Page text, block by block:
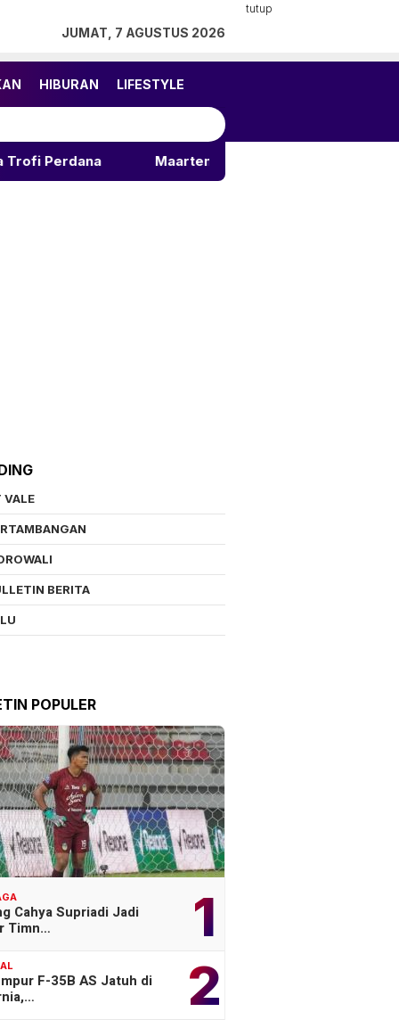
tutup
JUMAT, 7 AGUSTUS 2026
HIBURAN LIFESTYLE
Maarten Paes Tampil Gemilang saat Ajax Menang di
VALE
BERITA
POPULER
1
Cahya Supriadi Jadi
Timn…
2
F-35B AS Jatuh di